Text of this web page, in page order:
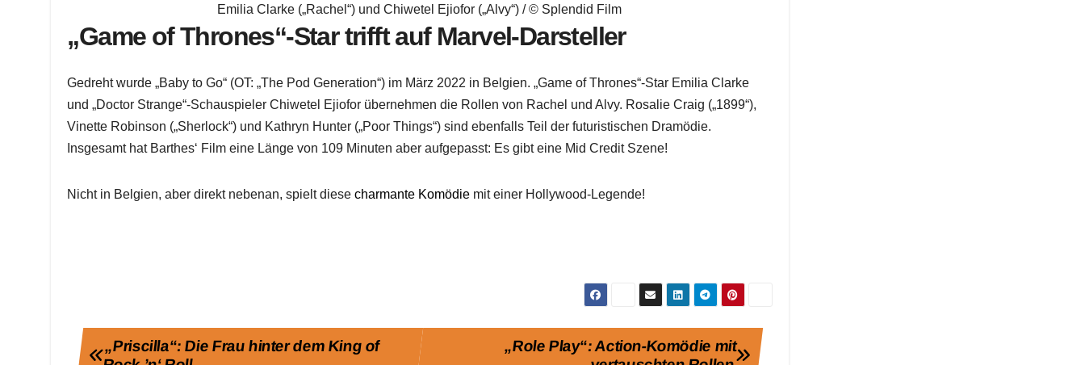
Emilia Clarke („Rachel“) und Chiwetel Ejiofor („Alvy“) / © Splendid Film
„Game of Thrones“-Star trifft auf Marvel-Darsteller
Gedreht wurde „Baby to Go“ (OT: „The Pod Generation“) im März 2022 in Belgien. „Game of Thrones“-Star Emilia Clarke
und „Doctor Strange“-Schauspieler Chiwetel Ejiofor übernehmen die Rollen von Rachel und Alvy. Rosalie Craig („1899“),
Vinette Robinson („Sherlock“) und Kathryn Hunter („Poor Things“) sind ebenfalls Teil der futuristischen Dramödie.
Insgesamt hat Barthes‘ Film eine Länge von 109 Minuten aber aufgepasst: Es gibt eine Mid Credit Szene!
Nicht in Belgien, aber direkt nebenan, spielt diesecharmante Komödie mit einer Hollywood-Legende!
Beitragsnavigation
„Role Play“: Action-Komödie mit
„Priscilla“: Die Frau hinter dem King of